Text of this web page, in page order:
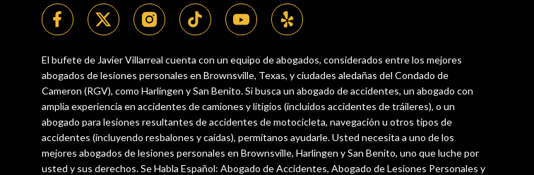
El bufete de Javier Villarreal cuenta con un equipo de abogados, considerados entre los mejores
abogados de lesiones personales en Brownsville, Texas, y ciudades aledañas del Condado de
Cameron (RGV), como Harlingen y San Benito. Si busca un abogado de accidentes, un abogado con
amplia experiencia en accidentes de camiones y litigios (incluidos accidentes de tráileres), o un
abogado para lesiones resultantes de accidentes de motocicleta, navegación u otros tipos de
accidentes (incluyendo resbalones y caídas), permítanos ayudarle. Usted necesita a uno de los
mejores abogados de lesiones personales en Brownsville, Harlingen y San Benito, uno que luche por
usted y sus derechos. Se Habla Español: Abogado de Accidentes, Abogado de Lesiones Personales y